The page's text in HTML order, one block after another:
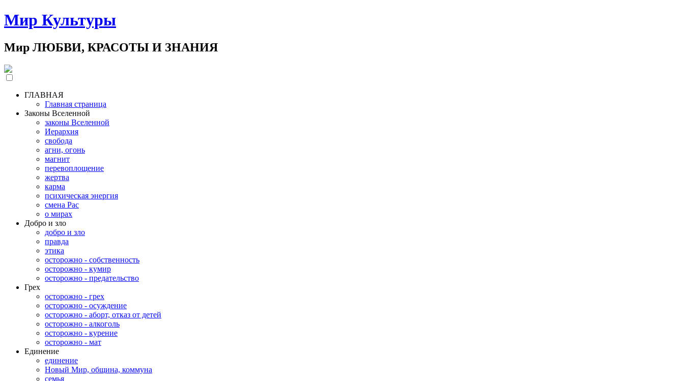
Мир Культуры
Мир ЛЮБВИ, КРАСОТЫ И ЗНАНИЯ
ГЛАВНАЯ
Главная страница
Законы Вселенной
законы Вселенной
Иерархия
свобода
агни, огонь
магнит
перевоплощение
жертва
карма
психическая энергия
смена Рас
о мирах
Добро и зло
добро и зло
правда
этика
осторожно - собственность
осторожно - кумир
осторожно - предательство
Грех
осторожно - грех
осторожно - осуждение
осторожно - аборт, отказ от детей
осторожно - алкоголь
осторожно - курение
осторожно - мат
Единение
единение
Новый Мир, община, коммуна
семья